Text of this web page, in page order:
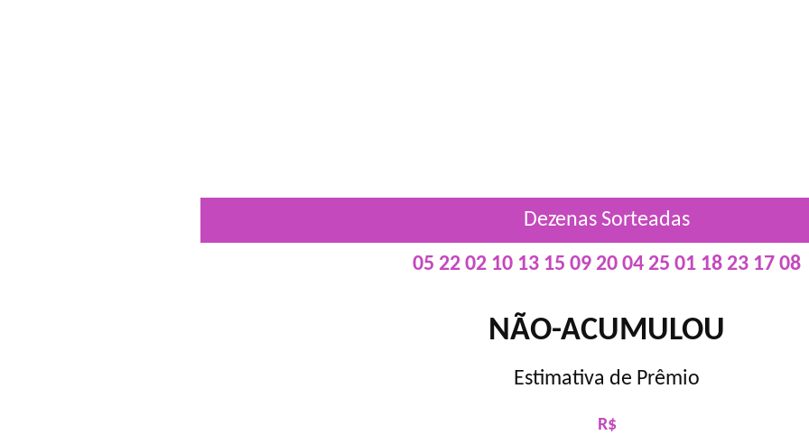
Dezenas Sorteadas
05 22 02 10 13 15 09 20 04 25 01 18 23 17 08
NÃO-ACUMULOU
Estimativa de Prêmio
R$